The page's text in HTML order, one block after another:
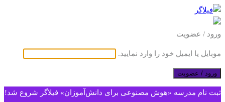
ورود / عضویت
موبایل یا ایمیل خود را وارد نمایید.
ورود / عضویت
ثبت نام مدرسه «هوش مصنوعی برای دانش‌آموزان» فیلاگر شروع شد!